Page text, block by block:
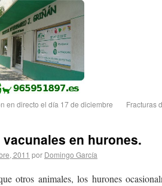
en directo el día 17 de diciembre
Fracturas
en hurones.
2011 por Domingo García
otros animales, los hurones